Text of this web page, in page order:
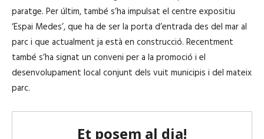
paratge. Per últim, també s’ha impulsat el centre expositiu
‘Espai Medes’, que ha de ser la porta d’entrada des del mar al
parc i que actualment ja està en construcció. Recentment
també s’ha signat un conveni per a la promoció i el
desenvolupament local conjunt dels vuit municipis i del mateix
parc.